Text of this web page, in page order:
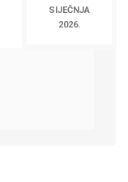
SIJEČNJA
2026.